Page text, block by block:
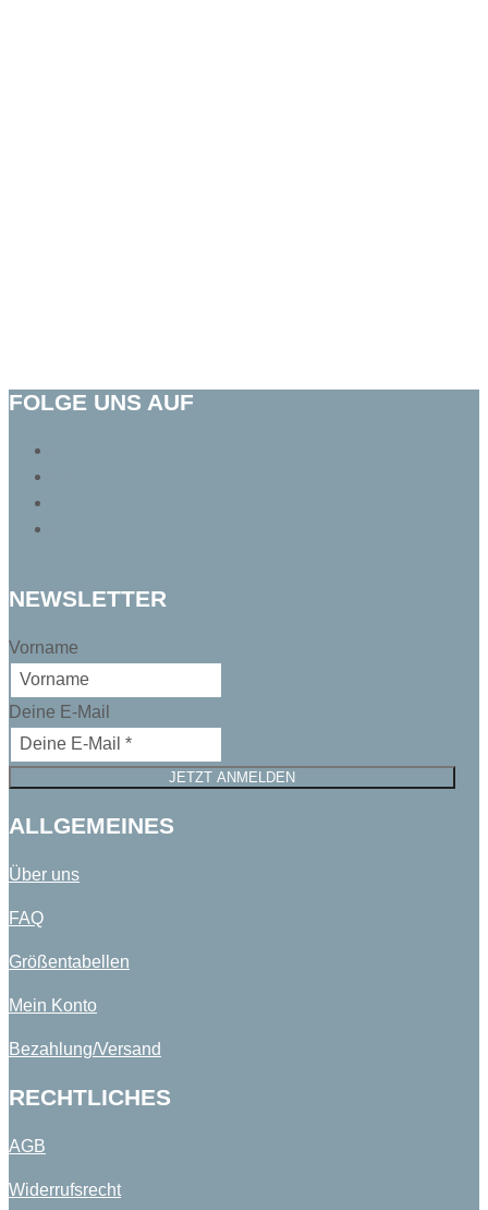
FOLGE UNS AUF
NEWSLETTER
Vorname
Deine E-Mail
JETZT ANMELDEN
ALLGEMEINES
Über uns
FAQ
Größentabellen
Mein Konto
Bezahlung/Versand
RECHTLICHES
AGB
Widerrufsrecht